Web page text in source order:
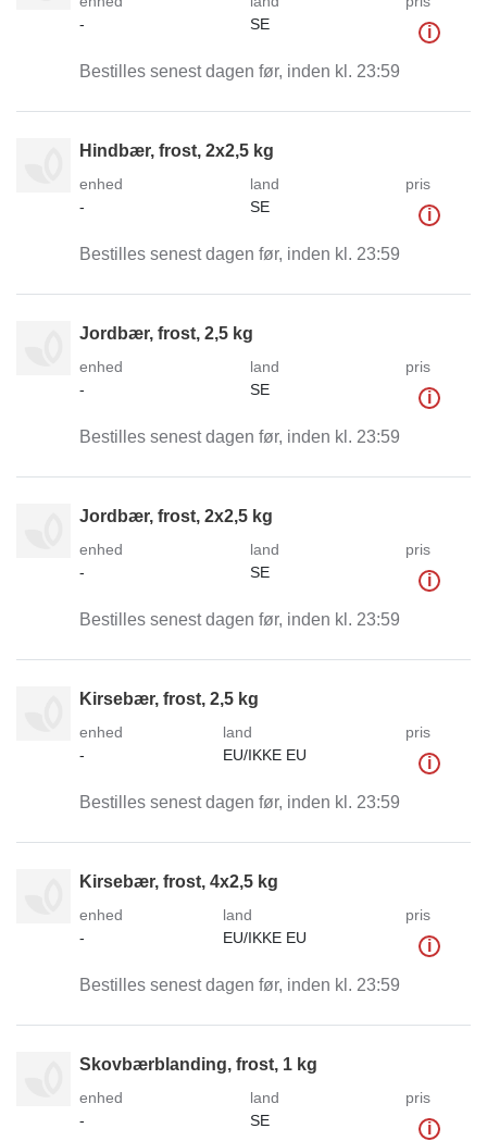
-
SE
i
Bestilles senest dagen før, inden kl. 23:59
Hindbær, frost, 2x2,5 kg
enhed
-
land
SE
pris
i
Bestilles senest dagen før, inden kl. 23:59
Jordbær, frost, 2,5 kg
enhed
-
land
SE
pris
i
Bestilles senest dagen før, inden kl. 23:59
Jordbær, frost, 2x2,5 kg
enhed
-
land
SE
pris
i
Bestilles senest dagen før, inden kl. 23:59
Kirsebær, frost, 2,5 kg
enhed
-
land
EU/IKKE EU
pris
i
Bestilles senest dagen før, inden kl. 23:59
Kirsebær, frost, 4x2,5 kg
enhed
-
land
EU/IKKE EU
pris
i
Bestilles senest dagen før, inden kl. 23:59
Skovbærblanding, frost, 1 kg
enhed
-
land
SE
pris
i